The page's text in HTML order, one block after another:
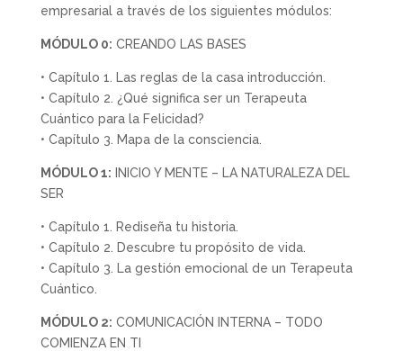
empresarial a través de los siguientes módulos:
MÓDULO 0: CREANDO LAS BASES
• Capítulo 1. Las reglas de la casa introducción.
• Capítulo 2. ¿Qué significa ser un Terapeuta
Cuántico para la Felicidad?
• Capítulo 3. Mapa de la consciencia.
MÓDULO 1: INICIO Y MENTE – LA NATURALEZA DEL
SER
• Capítulo 1. Rediseña tu historia.
• Capítulo 2. Descubre tu propósito de vida.
• Capítulo 3. La gestión emocional de un Terapeuta
Cuántico.
MÓDULO 2: COMUNICACIÓN INTERNA – TODO
COMIENZA EN TI